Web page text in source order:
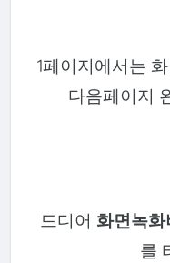
1페이지에서는
다음페이지
드디어 화면녹
를